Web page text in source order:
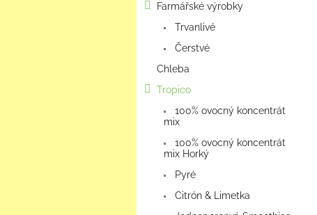
Farmářské výrobky
Trvanlivé
Čerstvé
Chleba
Tropico
100% ovocný koncentrát
mix
100% ovocný koncentrát
mix Horký
Pyré
Citrón & Limetka